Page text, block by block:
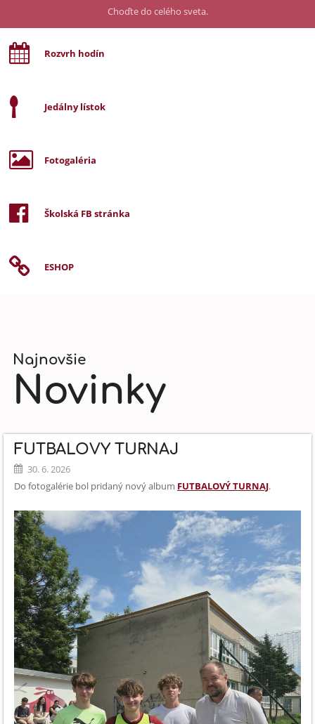
Choďte do celého sveta.
Rozvrh hodín
Jedálny lístok
Fotogaléria
Školská FB stránka
ESHOP
Najnovšie
Novinky
FUTBALOVÝ TURNAJ
30. 6. 2026
Do fotogalérie bol pridaný nový album FUTBALOVÝ TURNAJ.